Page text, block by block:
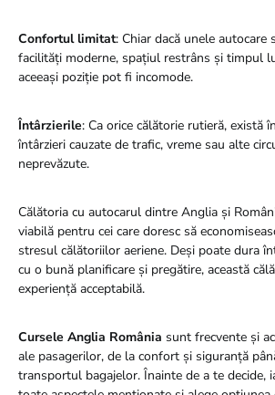
Confortul limitat: Chiar dacă unele autocare
facilități moderne, spațiul restrâns și timpul
aceeași poziție pot fi incomode.
Întârzierile: Ca orice călătorie rutieră, există
întârzieri cauzate de trafic, vreme sau alte
neprevăzute.
Călătoria cu autocarul dintre Anglia și
viabilă pentru cei care doresc să
stresul călătoriilor aeriene. Deși poate dura
cu o bună planificare și pregătire, această
experiență acceptabilă.
Cursele Anglia România sunt frecvente și
ale pasagerilor, de la confort și siguranță
transportul bagajelor. Înainte de a te decide,